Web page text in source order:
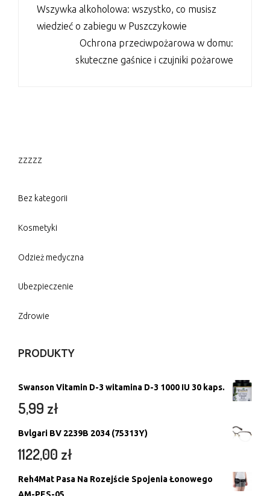
NAWIGACJA
WPISU
Wszywka alkoholowa: wszystko, co musisz
wiedzieć o zabiegu w Puszczykowie
Ochrona przeciwpożarowa w domu:
skuteczne gaśnice i czujniki pożarowe
zzzzz
Bez kategorii
Kosmetyki
Odzież medyczna
Ubezpieczenie
Zdrowie
PRODUKTY
Swanson Vitamin D-3 witamina D-3 1000 IU 30 kaps.
5,99 zł
Bvlgari BV 2239B 2034 (75313Y)
1122,00 zł
Reh4Mat Pasa Na Rozejście Spojenia Łonowego